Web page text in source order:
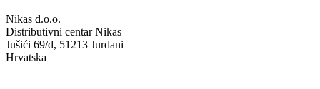
Nikas d.o.o.
Distributivni centar Nikas
Jušići 69/d, 51213 Jurdani
Hrvatska